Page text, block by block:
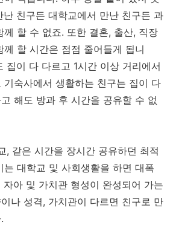
난 친구든 대학교에서 만난 친구든 과
께 할 수 없죠. 또한 결혼, 출산, 직장
께 할 시간은 점점 줄어들게 됩니
집이 다 다르고 1시간 이상 거리에서
기숙사에서 생활하는 친구는 집이 다
해도 방과 후 시간을 공유할 수 없
, 같은 시간을 장시간 공유하던 최적
는 대학교 및 사회생활을 하면 대폭
자아 및 가치관 형성이 완성되어 가는
나 성격, 가치관이 다르면 친구로 만